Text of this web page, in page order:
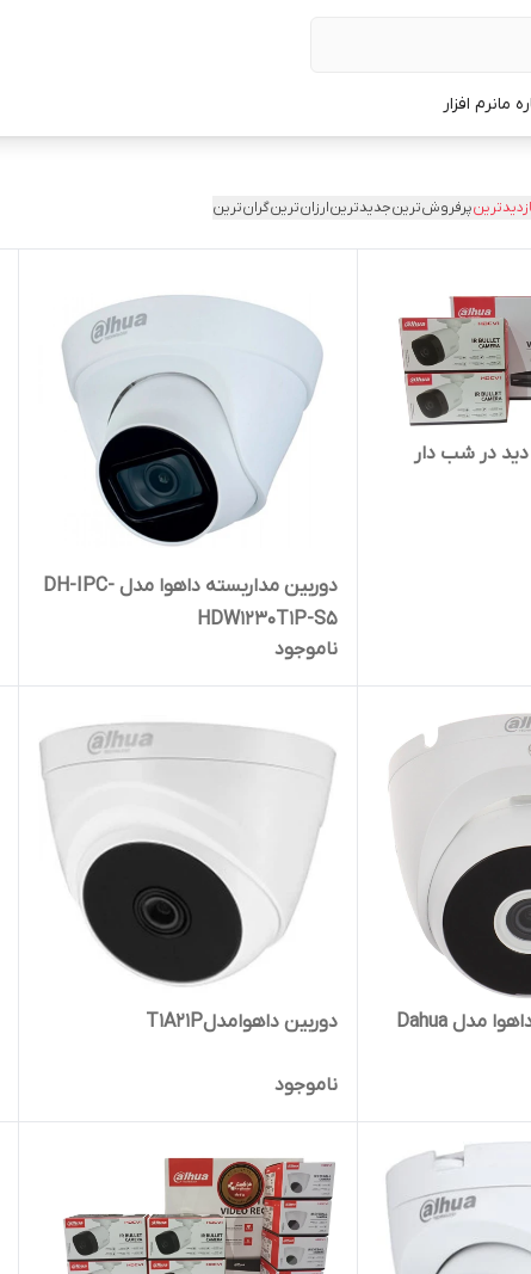
مانرم افزار
پرفروش‌ترینجدیدترینارزان‌ترینگران‌ترین
دید در شب دار
دوربین مداربسته داهوا مدل DH-IPC-
HDW1230T1P-S5
ناموجود
دوربین مدار بسته داهوا مدل Dahua
دوربین داهوامدلT1A21P
ناموجود